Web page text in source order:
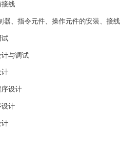
接线
、指令元件、操作元件的安装、接线
试
计与调试
计
序设计
设计
计